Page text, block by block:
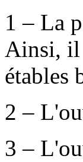
1 – La
Ainsi, il
étables
2 –
3 –